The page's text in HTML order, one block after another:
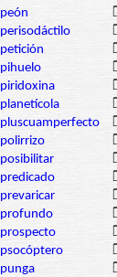
peón
perisodáctilo
petición
pihuelo
piridoxina
planetícola
pluscuamperfecto
polirrizo
posibilitar
predicado
prevaricar
profundo
prospecto
psocóptero
punga